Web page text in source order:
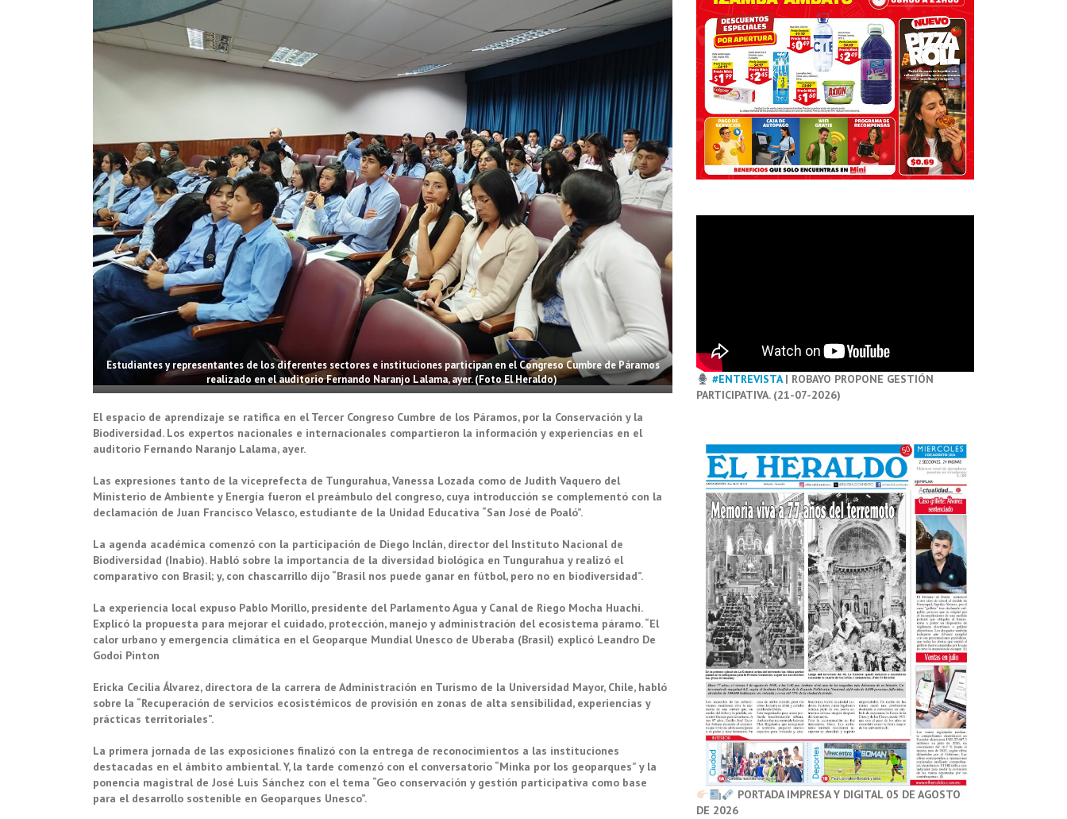
Estudiantes y representantes de los diferentes sectores e instituciones participan en el Congreso Cumbre de Páramos
realizado en el auditorio Fernando Naranjo Lalama, ayer. (Foto El Heraldo)
El espacio de aprendizaje se ratifica en el Tercer Congreso Cumbre de los Páramos, por la Conservación y la
Biodiversidad. Los expertos nacionales e internacionales compartieron la información y experiencias en el
auditorio Fernando Naranjo Lalama, ayer.
Las expresiones tanto de la viceprefecta de Tungurahua, Vanessa Lozada como de Judith Vaquero del
Ministerio de Ambiente y Energía fueron el preámbulo del congreso, cuya introducción se complementó con la
declamación de Juan Francisco Velasco, estudiante de la Unidad Educativa “San José de Poaló”.
La agenda académica comenzó con la participación de Diego Inclán, director del Instituto Nacional de
Biodiversidad (Inabio). Habló sobre la importancia de la diversidad biológica en Tungurahua y realizó el
comparativo con Brasil; y, con chascarrillo dijo “Brasil nos puede ganar en fútbol, pero no en biodiversidad”.
La experiencia local expuso Pablo Morillo, presidente del Parlamento Agua y Canal de Riego Mocha Huachi.
Explicó la propuesta para mejorar el cuidado, protección, manejo y administración del ecosistema páramo. “El
calor urbano y emergencia climática en el Geoparque Mundial Unesco de Uberaba (Brasil) explicó Leandro De
Godoi Pinton
Ericka Cecilia Álvarez, directora de la carrera de Administración en Turismo de la Universidad Mayor, Chile, habló
sobre la “Recuperación de servicios ecosistémicos de provisión en zonas de alta sensibilidad, experiencias y
prácticas territoriales”.
La primera jornada de las exposiciones finalizó con la entrega de reconocimientos a las instituciones
destacadas en el ámbito ambiental. Y, la tarde comenzó con el conversatorio “Minka por los geoparques” y la
ponencia magistral de José Luis Sánchez con el tema “Geo conservación y gestión participativa como base
para el desarrollo sostenible en Geoparques Unesco”.
#ENTREVISTA| ROBAYO PROPONE GESTIÓN
PARTICIPATIVA. (21-07-2026)
PORTADA IMPRESA Y DIGITAL 05 DE AGOSTO
DE 2026